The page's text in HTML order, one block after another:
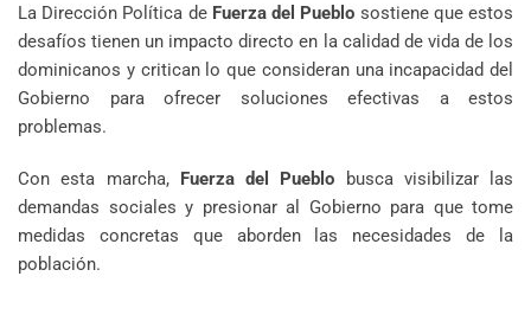
La Dirección Política de Fuerza del Pueblo sostiene que estos
desafíos tienen un impacto directo en la calidad de vida de los
dominicanos y critican lo que consideran una incapacidad del
Gobierno para ofrecer soluciones efectivas a estos
problemas.
Con esta marcha, Fuerza del Pueblo busca visibilizar las
demandas sociales y presionar al Gobierno para que tome
medidas concretas que aborden las necesidades de la
población.